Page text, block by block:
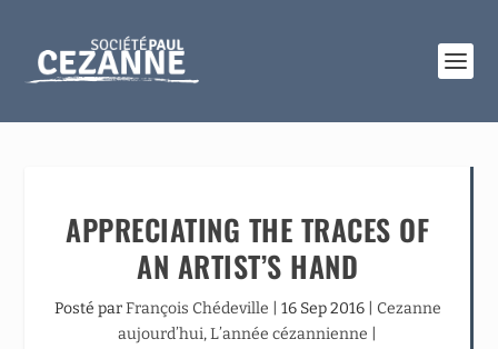
APPRECIATING THE TRACES OF
AN ARTIST’S HAND
Posté parFrançois Chédeville 16 Sep 2016| Cezanne
aujourd’hui,L’année cézannienne